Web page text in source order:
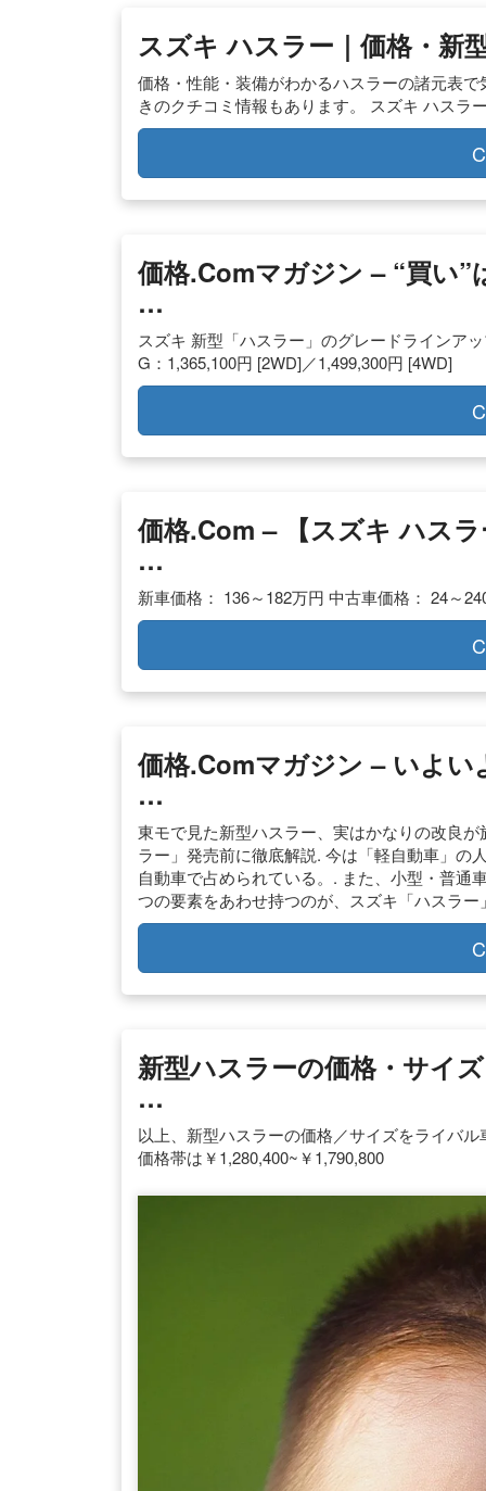
スズキ ハスラー｜価格・新
価格・性能・装備がわかるハスラーの諸元表
きのクチコミ情報もあります。 スズキ ハスラ
価格.comマガジン – “買い”
…
スズキ 新型「ハスラー」のグレードラインア
G：1,365,100円 [2WD]／1,499,300円 [4WD]
価格.com – 【スズキ ハス
…
新車価格： 136～182万円 中古車価格： 24～
価格.comマガジン – いよい
…
東モで見た新型ハスラー、実はかなりの改良
ラー」発売前に徹底解説. 今は「軽自動車」の
自動車で占められている。. また、小型・普通
つの要素をあわせ持つのが、スズキ「ハスラ
新型ハスラーの価格・サイ
…
以上、新型ハスラーの価格／サイズをライバ
価格帯は￥1,280,400~￥1,790,800